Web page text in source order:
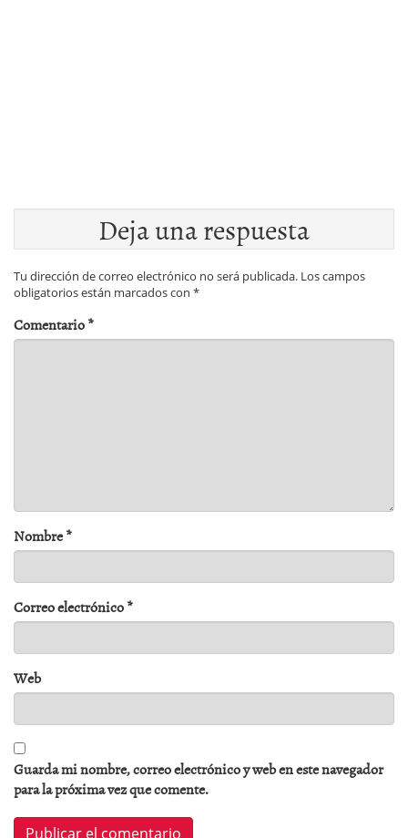
Deja una respuesta
Tu dirección de correo electrónico no será publicada. Los campos
obligatorios están marcados con *
Comentario*
Nombre*
Correo electrónico*
Web
Guarda mi nombre, correo electrónico y web en este navegador
para la próxima vez que comente.